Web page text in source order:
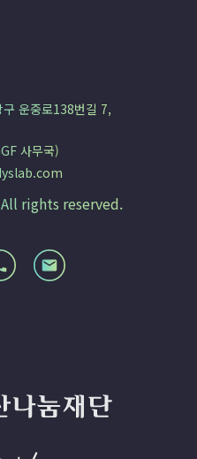
운중로138번길 7,
사무국)
rights reserved.